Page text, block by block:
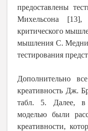
предоставлены
Михельсона
критического
мышления С.
тестирования
Дополнительно
креативность Дж.
табл. 5. Далее, в
моделью были
креативности,